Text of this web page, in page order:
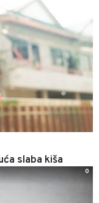
slaba kiša
0